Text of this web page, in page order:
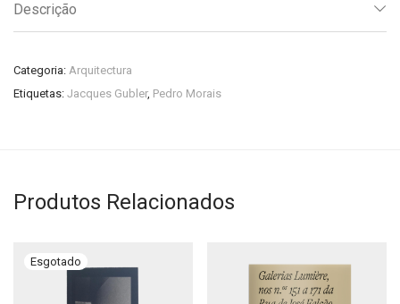
Descrição
Categoria: Arquitectura
Etiquetas: Jacques Gubler, Pedro Morais
Produtos Relacionados